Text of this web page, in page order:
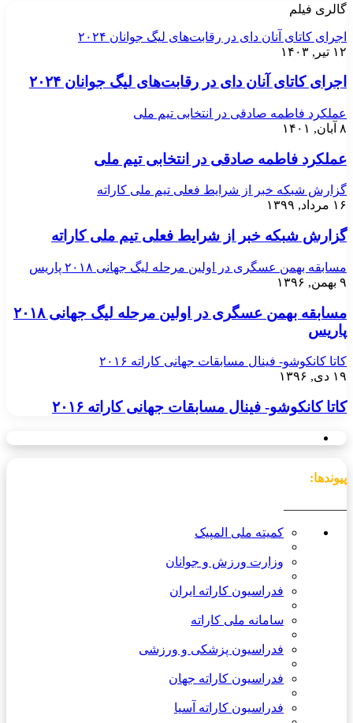
گالری فیلم
اجرای کاتای آنان دای در رقابت‌های لیگ جوانان ۲۰۲۴
۱۲ تیر, ۱۴۰۳
اجرای کاتای آنان دای در رقابت‌های لیگ جوانان ۲۰۲۴
عملکرد فاطمه صادقی در انتخابی تیم ملی
۸ آبان, ۱۴۰۱
عملکرد فاطمه صادقی در انتخابی تیم ملی
گزارش شبکه خبر از شرایط فعلی تیم ملی کاراته
۱۶ مرداد, ۱۳۹۹
گزارش شبکه خبر از شرایط فعلی تیم ملی کاراته
مسابقه بهمن عسگری در اولین مرحله لیگ جهانی ۲۰۱۸ پاریس
۹ بهمن, ۱۳۹۶
مسابقه بهمن عسگری در اولین مرحله لیگ جهانی ۲۰۱۸
پاریس
کاتا کانکوشو- فینال مسابقات جهانی کاراته ۲۰۱۶
۱۹ دی, ۱۳۹۶
کاتا کانکوشو- فینال مسابقات جهانی کاراته ۲۰۱۶
پیوندها:
کمیته ملی المپیک
وزارت ورزش و جوانان
فدراسیون کاراته ایران
سامانه ملی کاراته
فدراسیون پزشکی و ورزشی
فدراسیون کاراته جهان
فدراسیون کاراته آسیا